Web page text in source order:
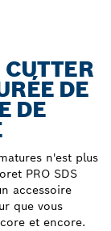
DE
DE
n'est plus
PRO SDS
accessoire
que vous
et encore.